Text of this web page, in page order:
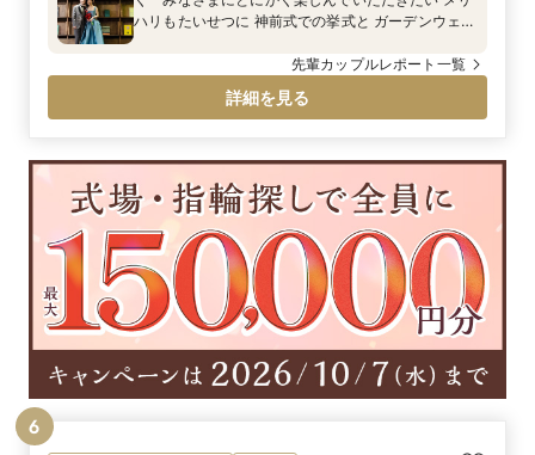
ハリもたいせつに 神前式での挙式と ガーデンウェ
スフルなウェディングをご紹介いたします
先輩カップルレポート一覧
詳細を見る
6